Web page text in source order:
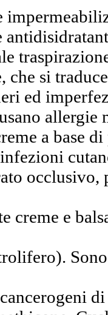
che si
ed
allergie
a base
creme e